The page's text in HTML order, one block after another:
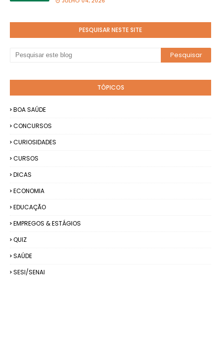
PESQUISAR NESTE SITE
TÓPICOS
BOA SAÚDE
CONCURSOS
CURIOSIDADES
CURSOS
DICAS
ECONOMIA
EDUCAÇÃO
EMPREGOS & ESTÁGIOS
QUIZ
SAÚDE
SESI/SENAI